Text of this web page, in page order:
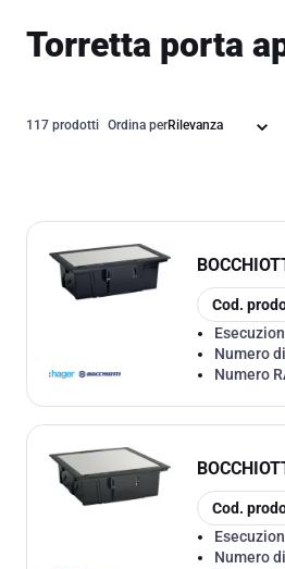
Torretta porta
117 prodotti Ordina per
copia
Cod.
Numero
Numero
copia
Cod.
Numero